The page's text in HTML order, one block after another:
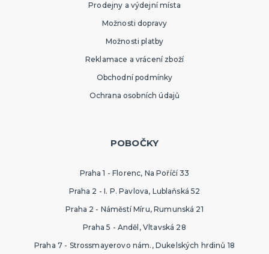
Prodejny a výdejní místa
Možnosti dopravy
Možnosti platby
Reklamace a vrácení zboží
Obchodní podmínky
Ochrana osobních údajů
POBOČKY
Praha 1 - Florenc, Na Poříčí 33
Praha 2 - I. P. Pavlova, Lublaňská 52
Praha 2 - Náměstí Míru, Rumunská 21
Praha 5 - Anděl, Vltavská 28
Praha 7 - Strossmayerovo nám., Dukelských hrdinů 18